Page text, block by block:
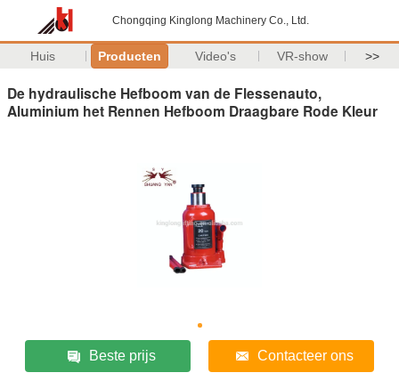
Chongqing Kinglong Machinery Co., Ltd.
Huis Producten Video's VR-show >>
De hydraulische Hefboom van de Flessenauto,
Aluminium het Rennen Hefboom Draagbare Rode Kleur
Beste prijs Contacteer ons